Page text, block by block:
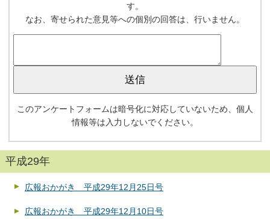
す。
なお、寄せられた意見等への個別の回答は、行いません。
このアンケートフォームは暗号化に対応していないため、個人
情報等は入力しないでください。
平成29年
広報おかがき 平成29年12月25日号
広報おかがき 平成29年12月10日号